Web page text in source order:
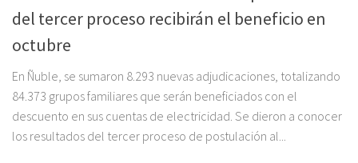
del tercer proceso recibirán el beneficio en
octubre
En Ñuble, se sumaron 8.293 nuevas adjudicaciones, totalizando
84.373 grupos familiares que serán beneficiados con el
descuento en sus cuentas de electricidad. Se dieron a conocer
los resultados del tercer proceso de postulación al...